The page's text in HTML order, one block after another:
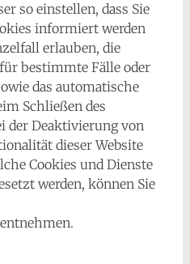
so einstellen, dass Sie
informiert werden
erlauben, die
bestimmte Fälle oder
das automatische
Schließen des
der Deaktivierung von
dieser Website
Cookies und Dienste
werden, können Sie